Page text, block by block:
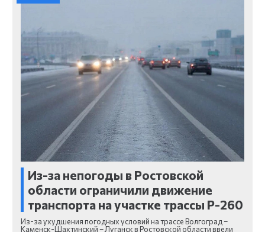
Из-за непогоды в Ростовской
области ограничили движение
транспорта на участке трассы Р-260
Из-за ухудшения погодных условий на трассе Волгоград –
Каменск-Шахтинский – Луганск в Ростовской области ввели